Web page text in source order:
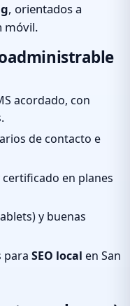
, orientados a
móvil.
acordado, con
de contacto e
en planes
y buenas
para SEO local en San